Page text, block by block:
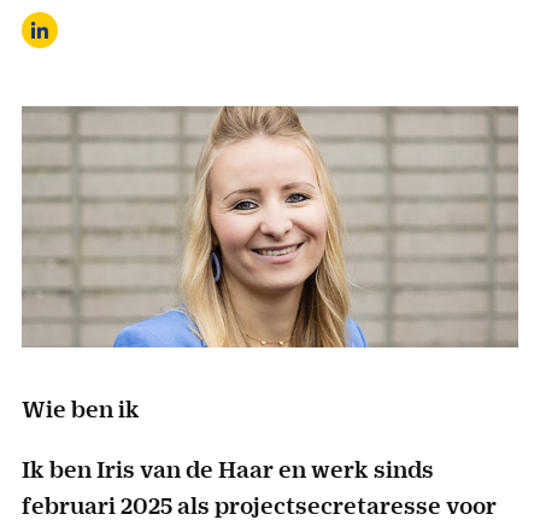
Wie ben ik
Ik ben Iris van de Haar en werk sinds
februari 2025 als projectsecretaresse voor